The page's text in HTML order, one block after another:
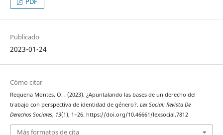
Publicado
2023-01-24
Cómo citar
Requena Montes, O. . (2023). ¿Apuntalando las bases de un derecho del
trabajo con perspectiva de identidad de género?. Lex Social: Revista De
Derechos Sociales, 13(1), 1–26. https://doi.org/10.46661/lexsocial.7812
Más formatos de cita